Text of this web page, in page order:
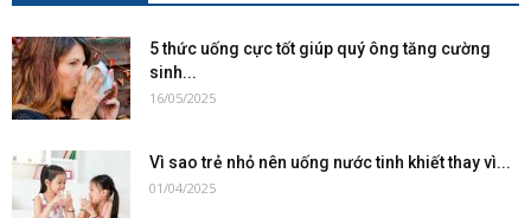
5 thức uống cực tốt giúp quý ông tăng cường
sinh...
16/05/2025
Vì sao trẻ nhỏ nên uống nước tinh khiết thay vì...
01/04/2025